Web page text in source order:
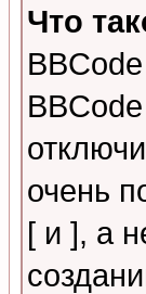
Что
очень
[ и ], а